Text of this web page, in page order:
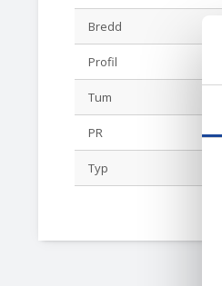
Bredd
Profil
Tum
PR
Typ